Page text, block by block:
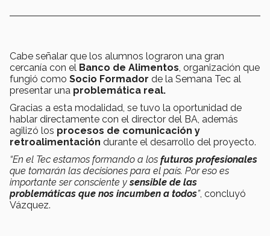
Cabe señalar que los alumnos lograron una gran
cercanía con el Banco de Alimentos, organización que
fungió como Socio Formador de la Semana Tec al
presentar una problemática real.
Gracias a esta modalidad, se tuvo la oportunidad de
hablar directamente con el director del BA, además
agilizó los procesos de comunicación y
retroalimentación durante el desarrollo del proyecto.
“En el Tec estamos formando a los futuros profesionales
que tomarán las decisiones para el país. Por eso es
importante ser consciente ysensible de las
problemáticas que nos incumben a todos”, concluyó
Vázquez.